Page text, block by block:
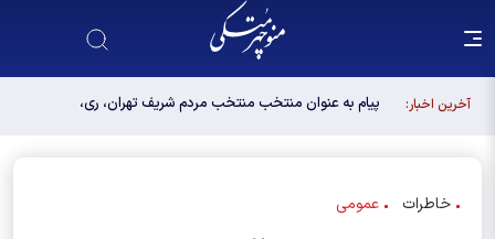
آخرین اخبار:
پیام به عنوان منتخب منتخب مردم شریف تهران، ری،
خاطرات عمومی